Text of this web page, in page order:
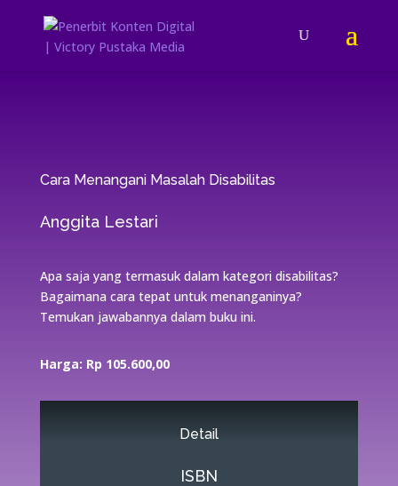
Cara Menangani Masalah Disabilitas
Anggita Lestari
Apa saja yang termasuk dalam kategori disabilitas?
Bagaimana cara tepat untuk menanganinya?
Temukan jawabannya dalam buku ini.
Harga: Rp 105.600,00
Detail
ISBN